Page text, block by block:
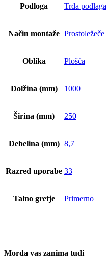
Podloga Trda podlaga
Način montaže Prostoležeče
Oblika Plošča
Dolžina (mm) 1000
Širina (mm) 250
Debelina (mm) 8,7
Razred uporabe 33
Talno gretje Primerno
Morda vas zanima tudi